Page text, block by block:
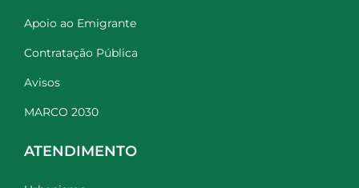
Apoio ao Emigrante
Contratação Pública
Avisos
MARCO 2030
ATENDIMENTO